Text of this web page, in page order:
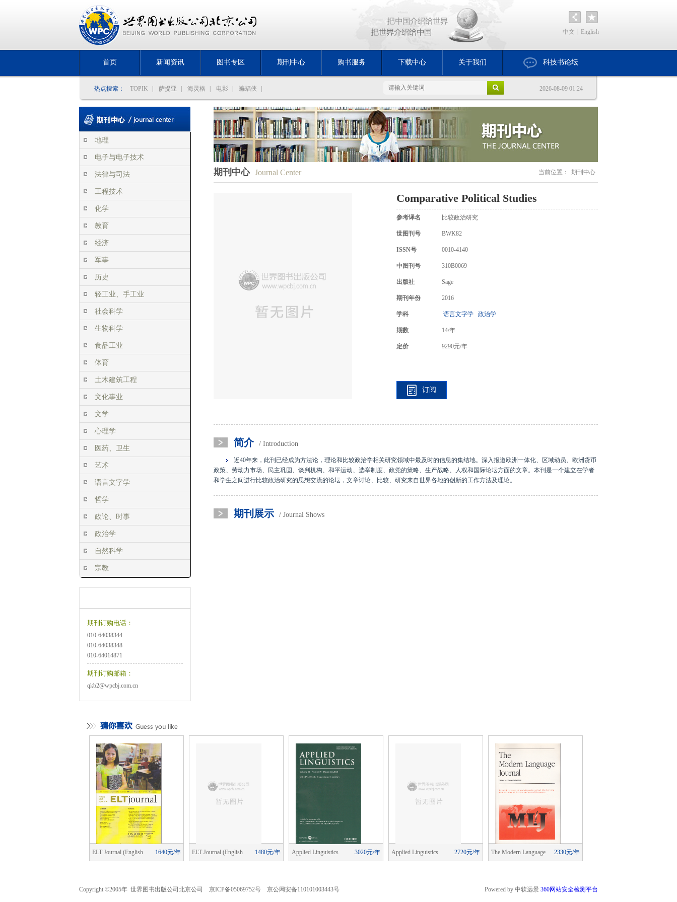
中文 English
首页 新闻资讯 图书专区 期刊中心 购书服务 下载中心 关于我们 科技书论坛
热点搜索： TOPIK 萨提亚 海灵格 电影 蝙蝠侠 2026-08-09 01:24
地理
电子与电子技术
法律与司法
工程技术
化学
教育
经济
军事
历史
轻工业、手工业
社会科学
生物科学
食品工业
体育
土木建筑工程
文化事业
文学
心理学
医药、卫生
艺术
语言文字学
哲学
政论、时事
政治学
自然科学
宗教
期刊订购电话：
010-64038344
010-64038348
010-64014871
期刊订购邮箱：
qkb2@wpcbj.com.cn
期刊中心 Journal Center 当前位置： 期刊中心
Comparative Political Studies
参考译名 比较政治研究
世图刊号 BWK82
ISSN号 0010-4140
中图刊号 310B0069
出版社 Sage
期刊年份 2016
学科 语言文字学 政治学
期数 14/年
定价 9290元/年
订阅
简介 / Introduction
近40年来，此刊已经成为方法论，理论和比较政治学相关研究领域中最及时的信息的集结地。深入报道欧洲一体化、区域动员、欧洲货币
政策、劳动力市场、民主巩固、谈判机构、和平运动、选举制度、政党的策略、生产战略、人权和国际论坛方面的文章。本刊是一个建立在学者
和学生之间进行比较政治研究的思想交流的论坛，文章讨论、比较、研究来自世界各地的创新的工作方法及理论。
期刊展示 / Journal Shows
1640元/年
ELT Journal (English 1480元/年
ELT Journal (English 3020元/年
Applied Linguistics 2720元/年
Applied Linguistics 2330元/年
The Modern Language
Copyright ©2005年 世界图书出版公司北京公司 京ICP备05069752号 京公网安备110101003443号 Powered by 中软远景 360网站安全检测平台